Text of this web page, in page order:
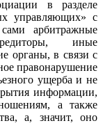
в разделе
управляющих» с
арбитражные
иные
органы, в связи с
правонарушение
ущерба и не
информации,
а также
а, значит, оно